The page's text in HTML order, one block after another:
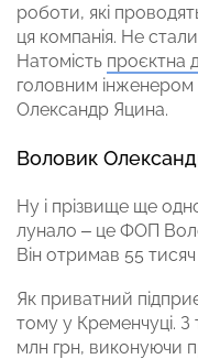
роботи, які
ця компанія. Не
Натомість проєктна
головним інженером
Олександр Яцина.
Воловик
Ну і прізвище ще
лунало – це ФОП
Він отримав 55
Як приватний
тому у Кременчуці. З
млн грн, виконуючи